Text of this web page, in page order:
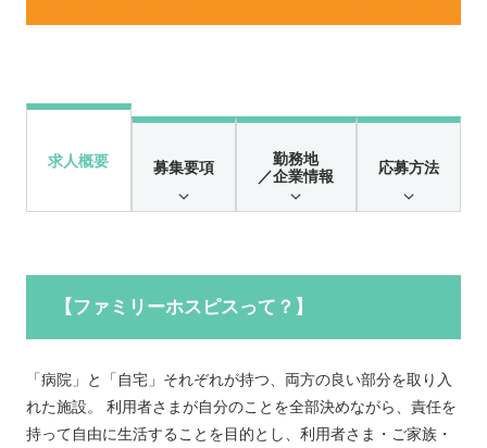
求人概要 募集要項
勤務地
／企業情報
応募方法
【ファミリーホスピスって？】
「病院」と「自宅」それぞれが持つ、両方の良い部分を取り入
れた施設。 利用者さまが自分のことを全部決めながら、責任を
持って自由に生活することを目的とし、利用者さま・ご家族・